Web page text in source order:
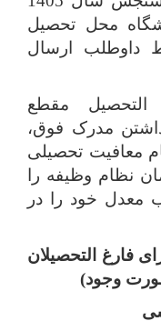
محل تحصیل
داوطلب ارسال
التحصیل مقطع
مدرک فوق،
معافیت تحصیلی
نظام وظیفه را
معدل خود را در
فارغ التحصیلان
وجود)